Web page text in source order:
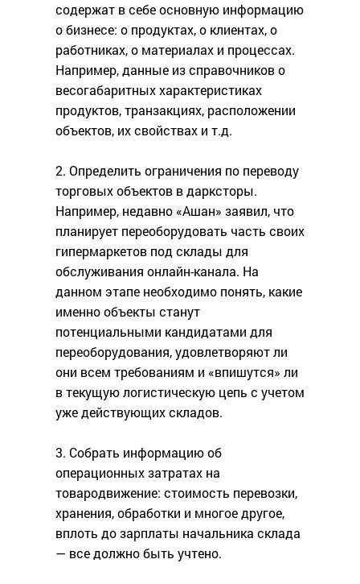
содержат в себе основную информацию
о бизнесе: о продуктах, о клиентах, о
работниках, о материалах и процессах.
Например, данные из справочников о
весогабаритных характеристиках
продуктов, транзакциях, расположении
объектов, их свойствах и т.д.
2. Определить ограничения по переводу
торговых объектов в дарксторы.
Например, недавно «Ашан» заявил, что
планирует переоборудовать часть своих
гипермаркетов под склады для
обслуживания онлайн-канала. На
данном этапе необходимо понять, какие
именно объекты станут
потенциальными кандидатами для
переоборудования, удовлетворяют ли
они всем требованиям и «впишутся» ли
в текущую логистическую цепь с учетом
уже действующих складов.
3. Собрать информацию об
операционных затратах на
товародвижение: стоимость перевозки,
хранения, обработки и многое другое,
вплоть до зарплаты начальника склада
— все должно быть учтено.